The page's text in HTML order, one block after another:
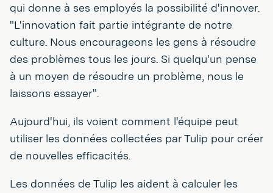
qui donne à ses employés la possibilité d'innover.
"L'innovation fait partie intégrante de notre
culture. Nous encourageons les gens à résoudre
des problèmes tous les jours. Si quelqu'un pense
à un moyen de résoudre un problème, nous le
laissons essayer".
Aujourd'hui, ils voient comment l'équipe peut
utiliser les données collectées par Tulip pour créer
de nouvelles efficacités.
Les données de Tulip les aident à calculer les